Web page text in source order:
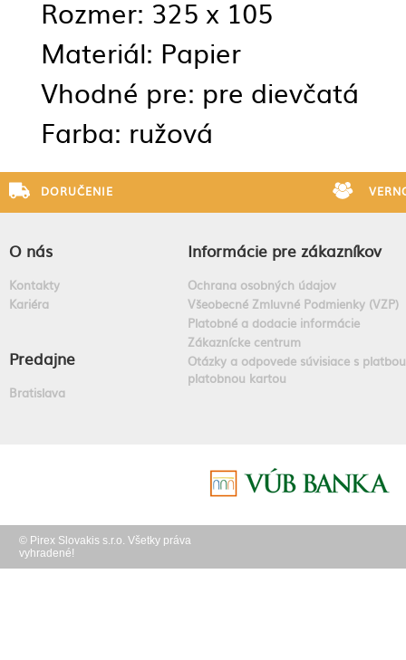
Rozmer: 325 x 105
Materiál: Papier
Vhodné pre: pre dievčatá
Farba: ružová
DORUČENIE
O nás
Kontakty
Kariéra
Predajne
Bratislava
Informácie pre zákazníkov
Ochrana osobných údajov
Všeobecné Zmluvné Podmienky (VZP)
Platobné a dodacie informácie
Zákaznícke centrum
Otázky a odpovede súvisiace s platbou
platobnou kartou
© Pirex Slovakis s.r.o. Všetky práva
vyhradené!